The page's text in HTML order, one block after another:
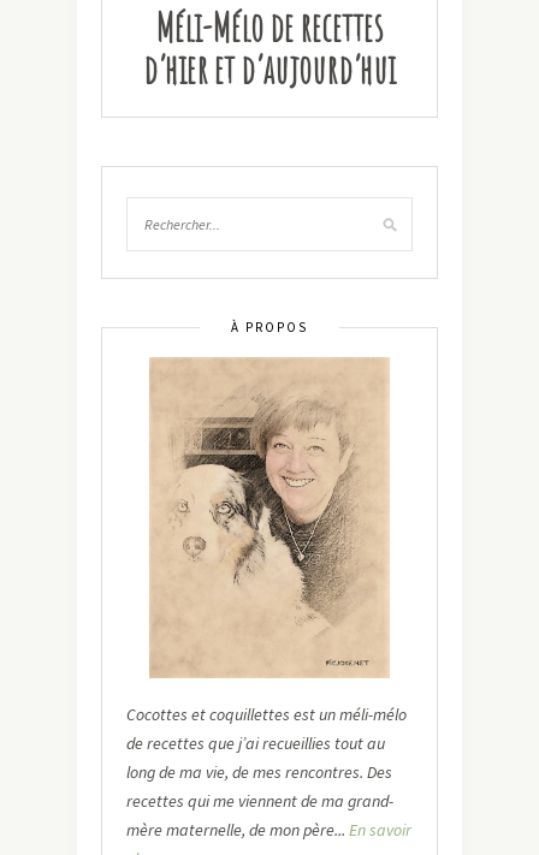
Méli-Mélo de recettes
d’hier et d’aujourd’hui
À PROPOS
Cocottes et coquillettes est un méli-mélo
de recettes que j’ai recueillies tout au
long de ma vie, de mes rencontres. Des
recettes qui me viennent de ma grand-
mère maternelle, de mon père... En savoir